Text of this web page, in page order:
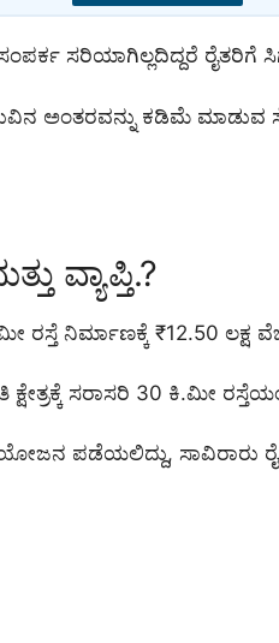
ಸಂಪರ್ಕ ಸರಿಯಾಗಿಲ್ಲದಿದ್ದರೆ
ಅಂತರವನ್ನು ಕಡಿಮೆ ಮಾಡುವ
ವ್ಯಾಪ್ತಿ.?
ನಿರ್ಮಾಣಕ್ಕೆ ₹12.50 ಲಕ್ಷ
ಕ್ಷೇತ್ರಕ್ಕೆ ಸರಾಸರಿ 30 ಕಿ.ಮೀ
ಪಡೆಯಲಿದ್ದು, ಸಾವಿರಾರು